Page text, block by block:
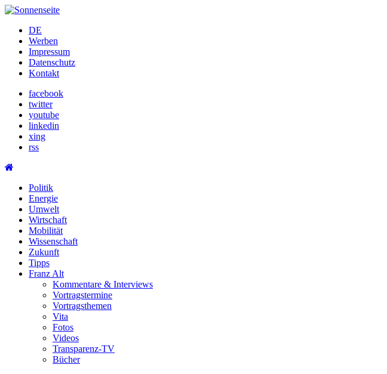
Skip
contentDE
Werben
Impressum
Datenschutz
Kontakt
facebook
twitter
youtube
linkedin
xing
rss
Politik
Energie
Umwelt
Wirtschaft
Mobilität
Wissenschaft
Zukunft
Tipps
Franz Alt
Kommentare & Interviews
Vortragstermine
Vortragsthemen
Vita
Fotos
Videos
Transparenz-TV
Bücher